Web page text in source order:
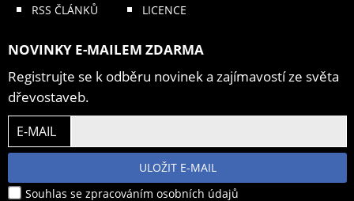
RSS ČLÁNKŮ
LICENCE
NOVINKY E-MAILEM ZDARMA
Registrujte se k odběru novinek a zajímavostí ze světa
dřevostaveb.
E-MAIL
ULOŽIT E-MAIL
Souhlas se zpracováním osobních údajů